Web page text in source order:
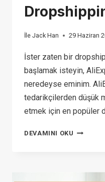
İle Jack Han 29 Haziran
İster zaten bir
başlamak isteyin,
neredeyse eminim.
tedarikçilerden düşük
etmek için en popüler
DEVAMINI OKU TOP
FOR